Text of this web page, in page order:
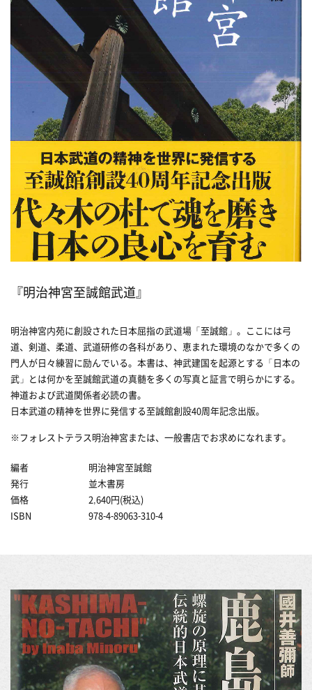
『明治神宮至誠館武道』
明治神宮内苑に創設された日本屈指の武道場「至誠館」。ここには弓
道、剣道、柔道、武道研修の各科があり、恵まれた環境のなかで多くの
門人が日々練習に励んでいる。本書は、神武建国を起源とする「日本の
武」とは何かを至誠館武道の真髄を多くの写真と証言で明らかにする。
神道および武道関係者必読の書。
日本武道の精神を世界に発信する至誠館創設40周年記念出版。
※フォレストテラス明治神宮または、一般書店でお求めになれます。
編者
明治神宮至誠館
発行
並木書房
価格
2,640円(税込)
ISBN
978-4-89063-310-4